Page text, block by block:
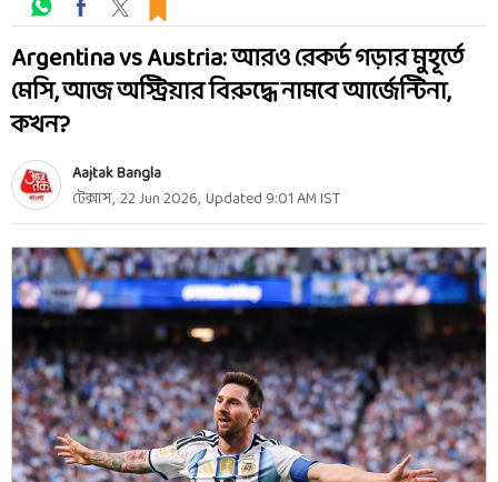
Argentina vs Austria: আরও রেকর্ড গড়ার মুহূর্তে
মেসি, আজ অস্ট্রিয়ার বিরুদ্ধে নামবে আর্জেন্টিনা,
কখন?
Aajtak Bangla
টেক্সাস, 22 Jun 2026, Updated 9:01 AMIST